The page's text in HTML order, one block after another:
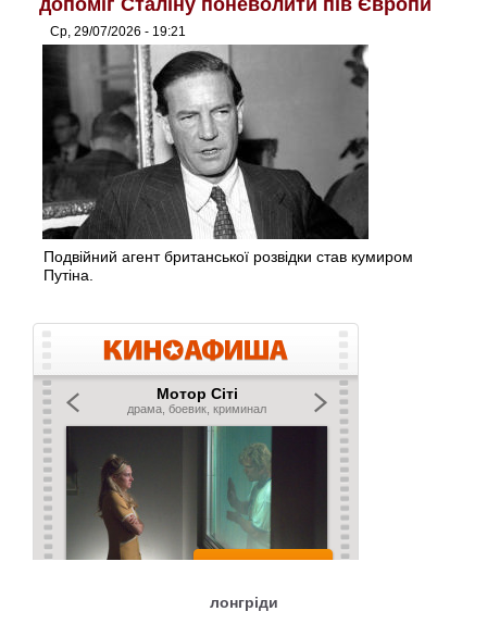
Ср, 29/07/2026 - 19:21
Подвійний агент британської розвідки став кумиром
Путіна.
лонгріди